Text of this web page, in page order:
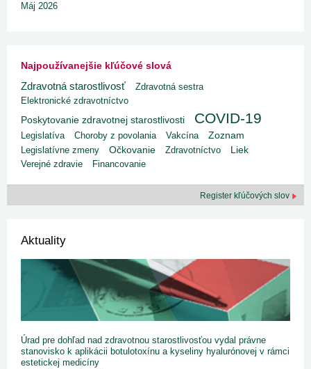
Máj 2026
Najpoužívanejšie kľúčové slová
Zdravotná starostlivosť
Zdravotná sestra
Elektronické zdravotníctvo
Poskytovanie zdravotnej starostlivosti COVID-19
Legislatíva Choroby z povolania Vakcína
Zoznam
Legislatívne zmeny
Očkovanie Zdravotníctvo Liek
Verejné zdravie Financovanie
Register kľúčových slov
Aktuality
Úrad pre dohľad nad zdravotnou starostlivosťou vydal právne
stanovisko k aplikácii botulotoxínu a kyseliny hyalurónovej v rámci
estetickej medicíny